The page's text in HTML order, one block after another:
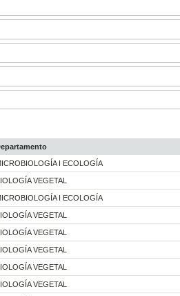
I ECOLOGÍA
VEGETAL
I ECOLOGÍA
VEGETAL
VEGETAL
VEGETAL
VEGETAL
VEGETAL